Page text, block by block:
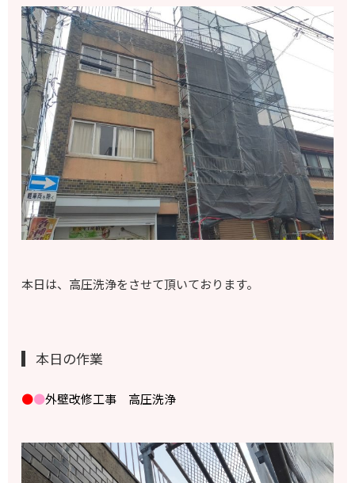
本日は、高圧洗浄をさせて頂いております。
本日の作業
●●外壁改修工事 高圧洗浄